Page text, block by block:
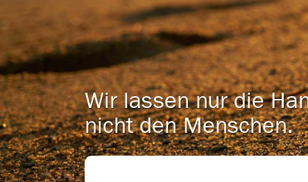
Wir lassen nur die
nicht den Menschen.